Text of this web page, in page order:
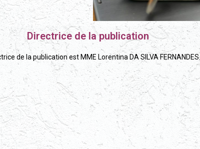
Directrice de la publication
de la publication est MME Lorentina DA SILVA FERNANDES.